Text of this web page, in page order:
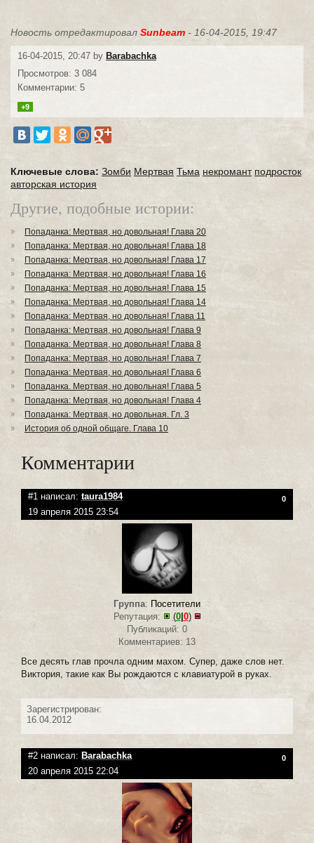
Новость отредактировал Sunbeam - 16-04-2015, 19:47
16-04-2015, 20:47 by Barabachka
Просмотров: 3 084
Комментарии: 5
+9
Ключевые слова: Зомби Мертвая Тьма некромант подросток
авторская история
Другие, подобные истории:
Попаданка: Мертвая, но довольная! Глава 20
Попаданка: Мертвая, но довольная! Глава 18
Попаданка: Мертвая, но довольная! Глава 17
Попаданка: Мертвая, но довольная! Глава 16
Попаданка: Мертвая, но довольная! Глава 15
Попаданка: Мертвая, но довольная! Глава 14
Попаданка: Мертвая, но довольная! Глава 11
Попаданка: Мертвая, но довольная! Глава 9
Попаданка: Мертвая, но довольная! Глава 8
Попаданка: Мертвая, но довольная! Глава 7
Попаданка: Мертвая, но довольная! Глава 6
Попаданка. Мертвая, но довольная! Глава 5
Попаданка: Мертвая, но довольная! Глава 4
Попаданка: Мертвая, но довольная. Гл. 3
История об одной общаге. Глава 10
Комментарии
#1 написал: taura1984 0
19 апреля 2015 23:54
Группа: Посетители
Репутация:
(0| 0)
Публикаций: 0
Комментариев: 13
Все десять глав прочла одним махом. Супер, даже слов нет.
Виктория, такие как Вы рождаются с клавиатурой в руках.
Зарегистрирован:
16.04.2012
#2 написал: Barabachka 0
20 апреля 2015 22:04